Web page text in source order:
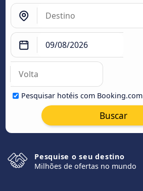
Pesquisar hotéis com Booking.com
Buscar
Pesquise o seu destino
Milhões de ofertas no mundo